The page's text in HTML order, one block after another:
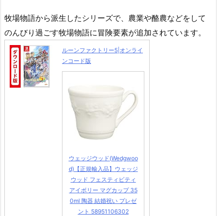
牧場物語から派生したシリーズで、農業や酪農などをして
のんびり過ごす牧場物語に冒険要素が追加されています。
ルーンファクトリー5|オンライ
ンコード版
ウェッジウッド(Wedgwoo
d)【正規輸入品】ウェッジ
ウッド フェスティビティ
アイボリー マグカップ 35
0ml 陶器 結婚祝い プレゼ
ント 58951106302